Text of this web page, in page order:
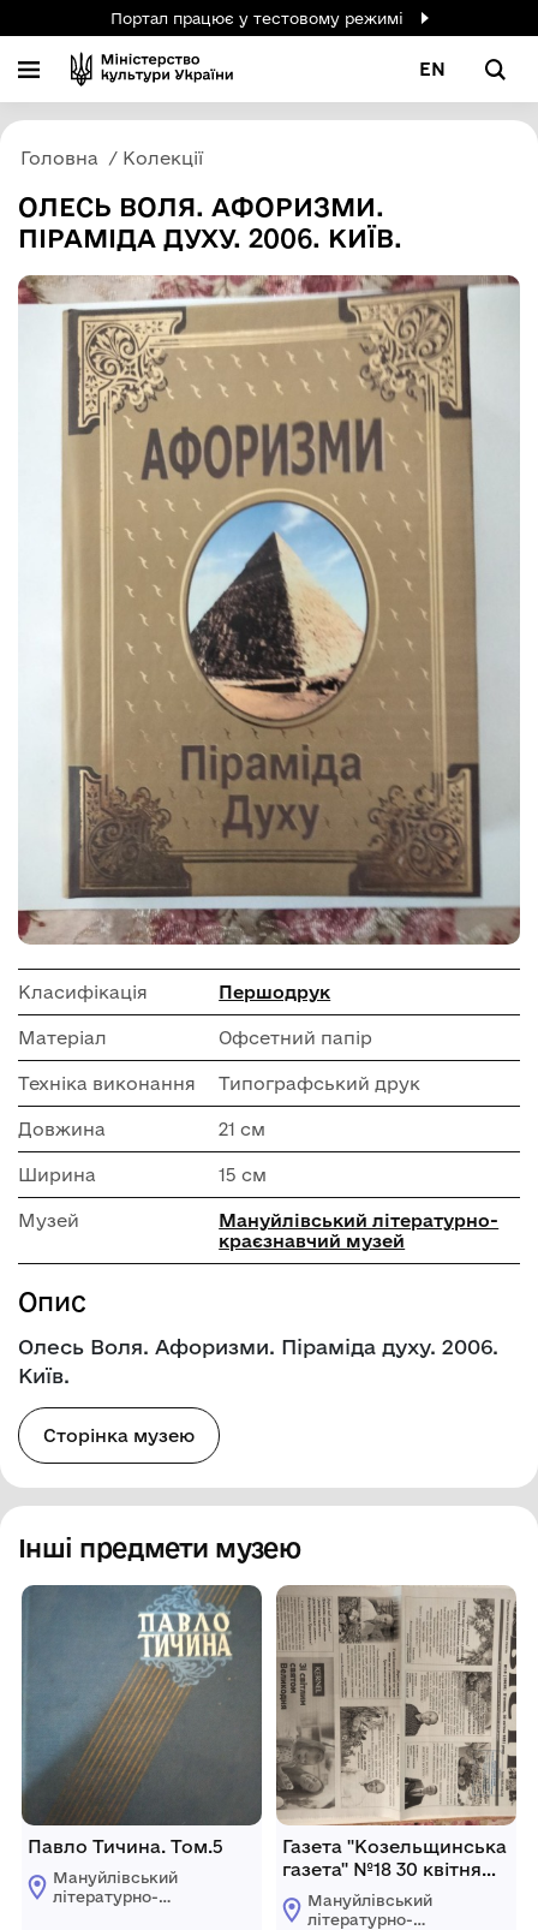
Портал працює у тестовому режимі
EN
Головна Колекції
ОЛЕСЬ ВОЛЯ. АФОРИЗМИ.
ПІРАМІДА ДУХУ. 2006. КИЇВ.
Класифікація Першодрук
Матеріал Офсетний папір
Техніка виконання Типографський друк
Довжина 21 см
Ширина 15 см
Музей
Мануйлівський літературно-
краєзнавчий музей
Опис
Олесь Воля. Афоризми. Піраміда духу. 2006.
Київ.
Сторінка музею
Інші предмети музею
Павло Тичина. Том.5
Мануйлівський
літературно-
Газета "Козельщинська
газета" №18 30 квітня
2021Мануйлівський
літературно-